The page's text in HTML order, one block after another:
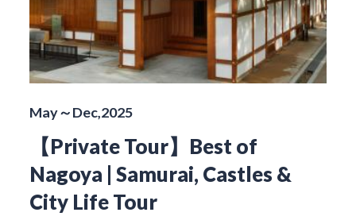
May～Dec,2025
【Private Tour】Best of
Nagoya | Samurai, Castles &
City Life Tour